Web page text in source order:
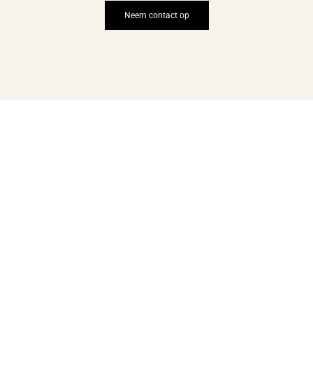
Neem contact op